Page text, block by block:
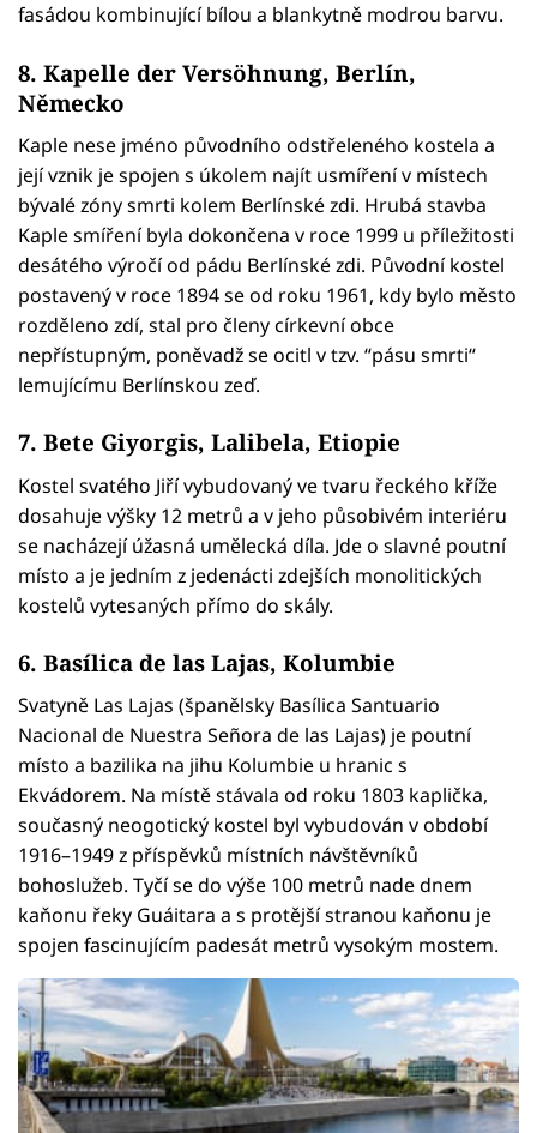
fasádou kombinující bílou a blankytně modrou barvu.
8. Kapelle der Versöhnung, Berlín,
Německo
Kaple nese jméno původního odstřeleného kostela a
její vznik je spojen s úkolem najít usmíření v místech
bývalé zóny smrti kolem Berlínské zdi. Hrubá stavba
Kaple smíření byla dokončena v roce 1999 u příležitosti
desátého výročí od pádu Berlínské zdi. Původní kostel
postavený v roce 1894 se od roku 1961, kdy bylo město
rozděleno zdí, stal pro členy církevní obce
nepřístupným, poněvadž se ocitl v tzv. “pásu smrti“
lemujícímu Berlínskou zeď.
7. Bete Giyorgis, Lalibela, Etiopie
Kostel svatého Jiří vybudovaný ve tvaru řeckého kříže
dosahuje výšky 12 metrů a v jeho působivém interiéru
se nacházejí úžasná umělecká díla. Jde o slavné poutní
místo a je jedním z jedenácti zdejších monolitických
kostelů vytesaných přímo do skály.
6. Basílica de las Lajas, Kolumbie
Svatyně Las Lajas (španělsky Basílica Santuario
Nacional de Nuestra Señora de las Lajas) je poutní
místo a bazilika na jihu Kolumbie u hranic s
Ekvádorem. Na místě stávala od roku 1803 kaplička,
současný neogotický kostel byl vybudován v období
1916–1949 z příspěvků místních návštěvníků
bohoslužeb. Tyčí se do výše 100 metrů nade dnem
kaňonu řeky Guáitara a s protější stranou kaňonu je
spojen fascinujícím padesát metrů vysokým mostem.